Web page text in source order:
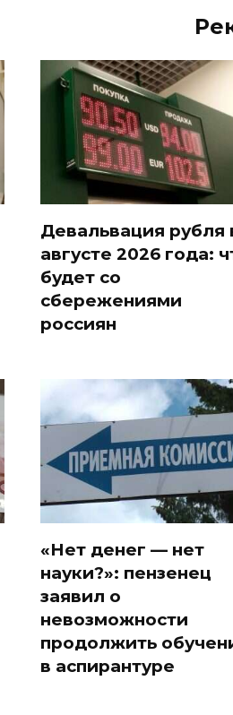
Девальвация рубля
августе 2026 года:
будет со
сбережениями
россиян
«Нет денег — нет
науки?»: пензенец
заявил о
невозможности
продолжить
в аспирантуре